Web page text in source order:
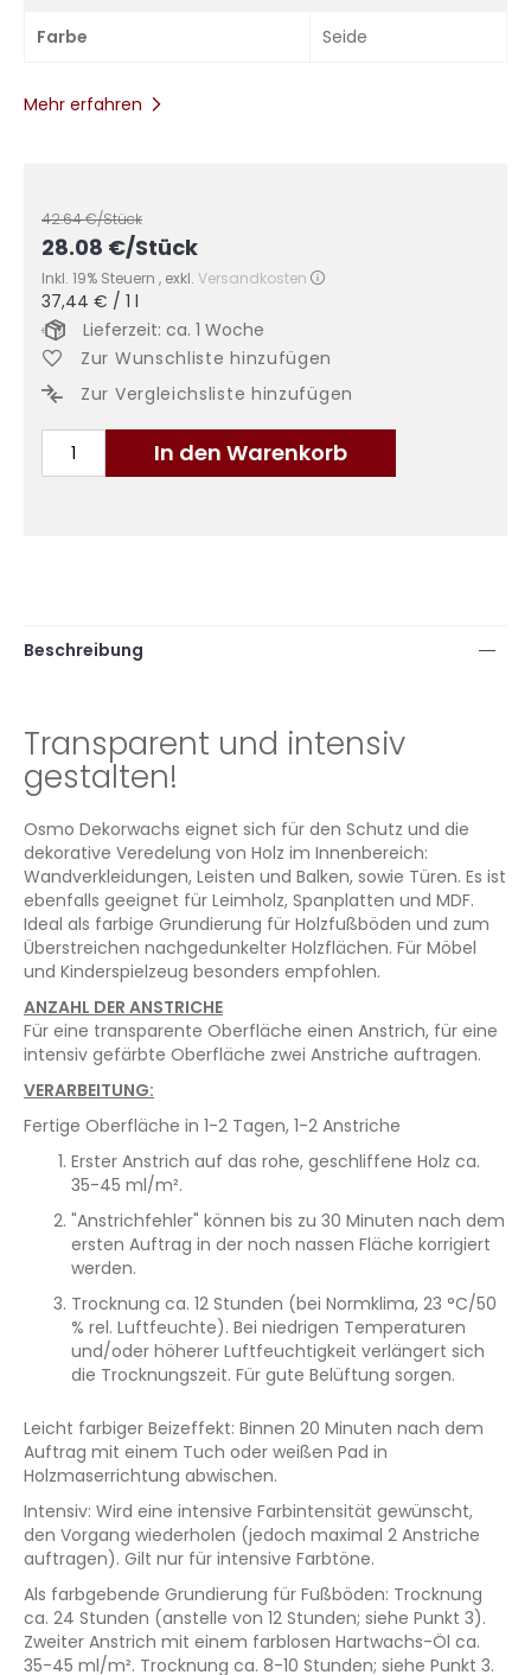
Farbe Seide
Mehr erfahren
42.64€/Stück
28.08 €/Stück
Inkl. 19% Steuern , exkl. Versandkosten
37,44 € / 1 l
In den Warenkorb
Lieferzeit: ca. 1 Woche
Zur Wunschliste hinzufügen
Zur Vergleichsliste hinzufügen
Beschreibung
Transparent und intensiv
gestalten!
Osmo Dekorwachs eignet sich für den Schutz und die
dekorative Veredelung von Holz im Innenbereich:
Wandverkleidungen, Leisten und Balken, sowie Türen. Es ist
ebenfalls geeignet für Leimholz, Spanplatten und MDF.
Ideal als farbige Grundierung für Holzfußböden und zum
Überstreichen nachgedunkelter Holzflächen. Für Möbel
und Kinderspielzeug besonders empfohlen.
ANZAHL DER ANSTRICHE
Für eine transparente Oberfläche einen Anstrich, für eine
intensiv gefärbte Oberfläche zwei Anstriche auftragen.
VERARBEITUNG:
Fertige Oberfläche in 1-2 Tagen, 1-2 Anstriche
Erster Anstrich auf das rohe, geschliffene Holz ca.
35-45 ml/m².
"Anstrichfehler" können bis zu 30 Minuten nach dem
ersten Auftrag in der noch nassen Fläche korrigiert
werden.
Trocknung ca. 12 Stunden (bei Normklima, 23 °C/50
% rel. Luftfeuchte). Bei niedrigen Temperaturen
und/oder höherer Luftfeuchtigkeit verlängert sich
die Trocknungszeit. Für gute Belüftung sorgen.
Leicht farbiger Beizeffekt: Binnen 20 Minuten nach dem
Auftrag mit einem Tuch oder weißen Pad in
Holzmaserrichtung abwischen.
Intensiv: Wird eine intensive Farbintensität gewünscht,
den Vorgang wiederholen (jedoch maximal 2 Anstriche
auftragen). Gilt nur für intensive Farbtöne.
Als farbgebende Grundierung für Fußböden: Trocknung
ca. 24 Stunden (anstelle von 12 Stunden; siehe Punkt 3).
Zweiter Anstrich mit einem farblosen Hartwachs-Öl ca.
35-45 ml/m². Trocknung ca. 8-10 Stunden; siehe Punkt 3.